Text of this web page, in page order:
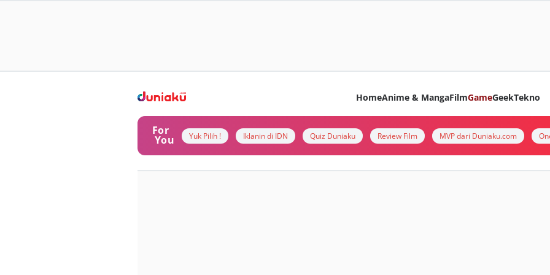
HomeAnime & MangaFilmGameGeekTekno
For
You Yuk Pilih ! Iklanin di IDN Quiz Duniaku Review Film MVP dari Duniaku.com